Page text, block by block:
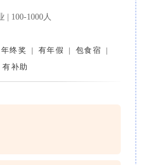
| 100-1000人
年终奖 有年假 包食宿
有补助